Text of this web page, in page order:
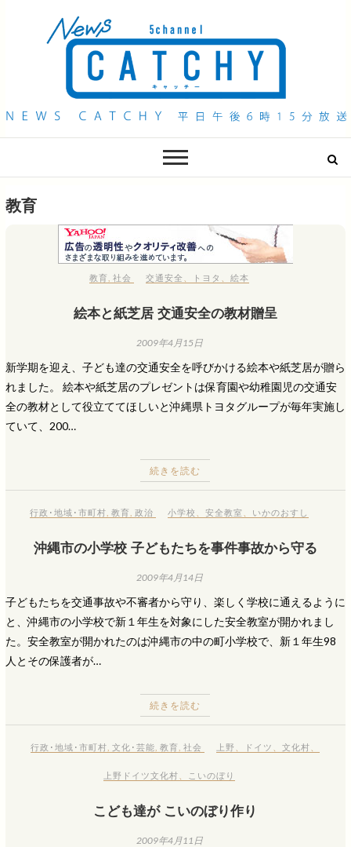
QAB NEWS Headline
教育
教育 ,社会 交通安全 トヨタ 、絵本
絵本と紙芝居 交通安全の教材贈呈
2009年4月15日
新学期を迎え、子ども達の交通安全を呼びかける絵本や紙芝居が贈ら
れました。 絵本や紙芝居のプレゼントは保育園や幼稚園児の交通安
全の教材として役立ててほしいと沖縄県トヨタグループが毎年実施し
ていて、200…
続きを読む
行政･地域･市町村 ,教育 ,政治 小学校 、安全教室 いかのおすし
沖縄市の小学校 子どもたちを事件事故から守る
2009年4月14日
子どもたちを交通事故や不審者から守り、楽しく学校に通えるように
と、沖縄市の小学校で新１年生を対象にした安全教室が開かれまし
た。安全教室が開かれたのは沖縄市の中の町小学校で、新１年生98
人とその保護者が…
続きを読む
行政･地域･市町村 ,文化･芸能 ,教育 ,社会 上野 ドイツ 、文化村
上野ドイツ文化村 こいのぼり
こども達が こいのぼり作り
2009年4月11日